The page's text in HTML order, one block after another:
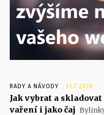
RADY A NÁVODY 31.7.2026
Jak vybrat a
vaření i jako čaj